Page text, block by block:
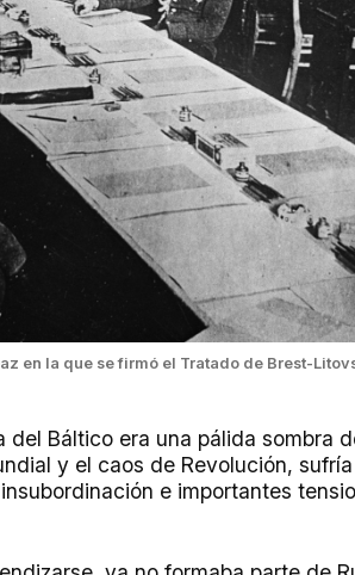
en la que se firmó el Tratado de Brest-
del Báltico era una pálida sombra
y el caos de Revolución,
e importantes